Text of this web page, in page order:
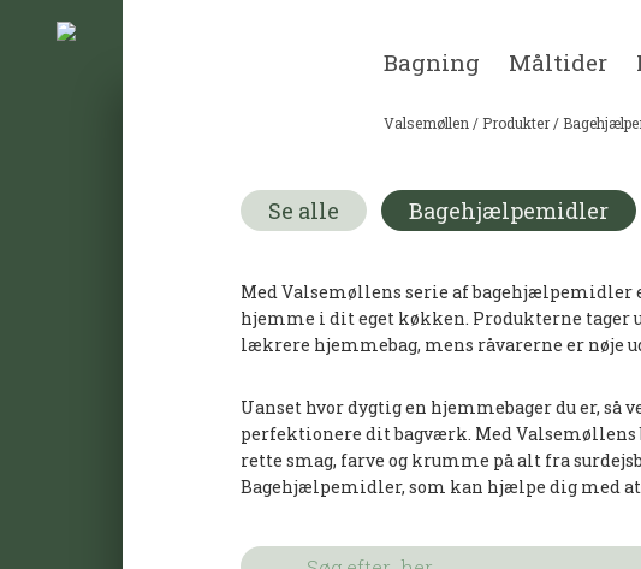
Bagning Måltider
Valsemøllen / Produkter /
Se alle Bagehjælpemidler
Med Valsemøllens serie af bagehjælpemidler
hjemme i dit eget køkken. Produkterne tager
lækrere hjemmebag, mens råvarerne er nøje
Uanset hvor dygtig en hjemmebager du er, så
perfektionere dit bagværk. Med
rette smag, farve og krumme på alt fra
Bagehjælpemidler, som kan hjælpe dig med